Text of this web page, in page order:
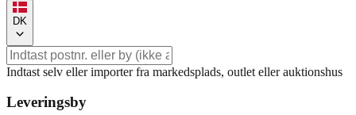
DK
Indtast selv eller importer fra markedsplads, outlet eller auktionshus
Leveringsby